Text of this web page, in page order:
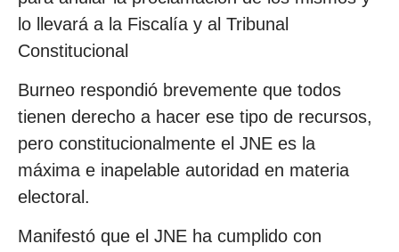
lo llevará a la Fiscalía y al Tribunal
Constitucional
Burneo respondió brevemente que todos
tienen derecho a hacer ese tipo de recursos,
pero constitucionalmente el JNE es la
máxima e inapelable autoridad en materia
electoral.
Manifestó que el JNE ha cumplido con